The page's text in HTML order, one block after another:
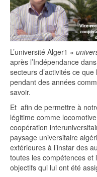
L’université Alger1 «
après l’Indépendance
secteurs d’activités ce
pendant des années
savoir.
Et afin de permettre à
légitime comme
coopération
paysage universitaire
extérieures à l’instar des
toutes les compétences
objectifs qui lui ont été